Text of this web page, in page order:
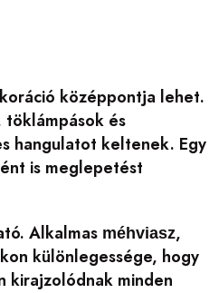
középpontja lehet.
és
hangulatot keltenek. Egy
is meglepetést
Alkalmas méhviasz,
különlegessége, hogy
kirajzolódnak minden